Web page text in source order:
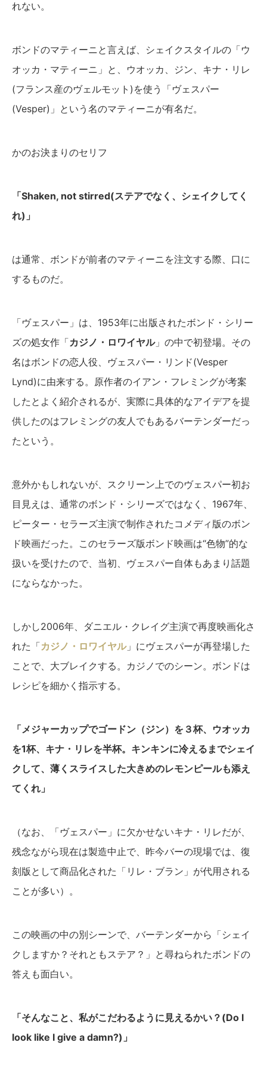
れない。
ボンドのマティーニと言えば、シェイクスタイルの「ウ
オッカ・マティーニ」と、ウオッカ、ジン、キナ・リレ
(フランス産のヴェルモット)を使う「ヴェスパー
(Vesper)」という名のマティーニが有名だ。
かのお決まりのセリフ
「Shaken, not stirred(ステアでなく、シェイクしてく
れ)」
は通常、ボンドが前者のマティーニを注文する際、口に
するものだ。
「ヴェスパー」は、1953年に出版されたボンド・シリー
ズの処女作「カジノ・ロワイヤル」の中で初登場。その
名はボンドの恋人役、ヴェスパー・リンド(Vesper
Lynd)に由来する。原作者のイアン・フレミングが考案
したとよく紹介されるが、実際に具体的なアイデアを提
供したのはフレミングの友人でもあるバーテンダーだっ
たという。
意外かもしれないが、スクリーン上でのヴェスパー初お
目見えは、通常のボンド・シリーズではなく、1967年、
ピーター・セラーズ主演で制作されたコメディ版のボン
ド映画だった。このセラーズ版ボンド映画は“色物”的な
扱いを受けたので、当初、ヴェスパー自体もあまり話題
にならなかった。
しかし2006年、ダニエル・クレイグ主演で再度映画化さ
れた「カジノ・ロワイヤル」にヴェスパーが再登場した
ことで、大ブレイクする。カジノでのシーン。ボンドは
レシピを細かく指示する。
「メジャーカップでゴードン（ジン）を３杯、ウオッカ
を1杯、キナ・リレを半杯。キンキンに冷えるまでシェイ
クして、薄くスライスした大きめのレモンピールも添え
てくれ」
（なお、「ヴェスパー」に欠かせないキナ・リレだが、
残念ながら現在は製造中止で、昨今バーの現場では、復
刻版として商品化された「リレ・ブラン」が代用される
ことが多い）。
この映画の中の別シーンで、バーテンダーから「シェイ
クしますか？それともステア？」と尋ねられたボンドの
答えも面白い。
「そんなこと、私がこだわるように見えるかい？(Do I
look like I give a damn?)」